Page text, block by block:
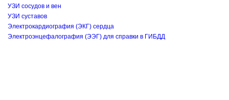
УЗИ сосудов и вен
УЗИ суставов
Электрокардиография (ЭКГ) сердца
Электроэнцефалография (ЭЭГ) для справки в ГИБДД